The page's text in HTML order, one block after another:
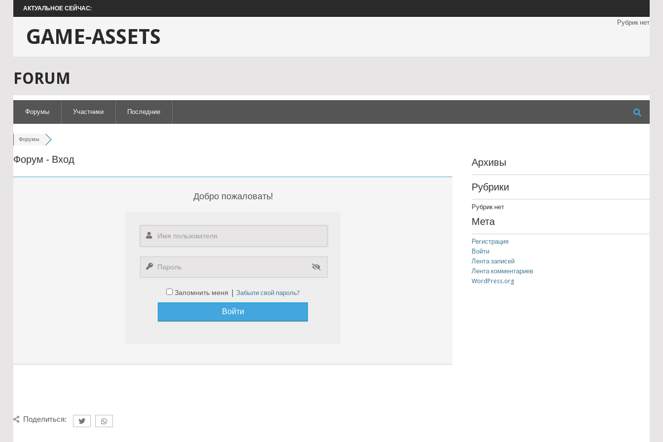
АКТУАЛЬНОЕ СЕЙЧАС:
GAME-ASSETS
Рубрик нет
FORUM
Форумы Участники Последние
Форумы
Форум - Вход
Добро пожаловать!
Запомнить меня | Забыли свой пароль?
Архивы
Рубрики
Рубрик нет
Мета
Регистрация
Войти
Лента записей
Лента комментариев
WordPress.org
Поделиться: